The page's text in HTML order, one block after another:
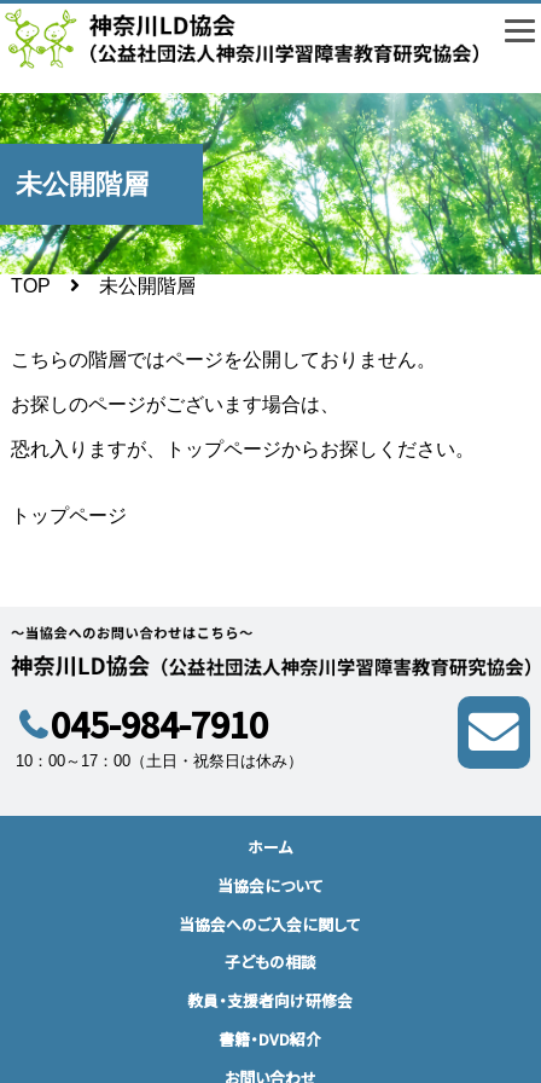
未公開階層
TOP 未公開階層
こちらの階層ではページを公開しておりません。
お探しのページがございます場合は、
恐れ入りますが、トップページからお探しください。
トップページ
045-984-7910
10：00～17：00（土日・祝祭日は休み）
ホーム
当協会について
当協会へのご入会に関して
子どもの相談
教員・支援者向け研修会
書籍・DVD紹介
お問い合わせ